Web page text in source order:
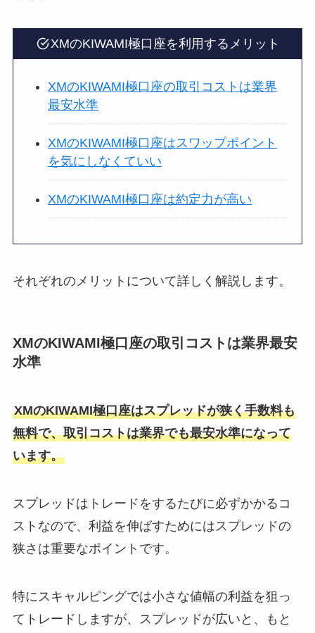
XMのKIWAMI極口座を利用するメリット
XMのKIWAMI極口座の取引コストは業界
最安水準
XMのKIWAMI極口座はスワップポイント
を気にしなくていい
XMのKIWAMI極口座は約定力が高い
それぞれのメリットについて詳しく解説します。
XMのKIWAMI極口座の取引コストは業界最安
水準
XMのKIWAMI極口座はスプレッドが狭く手数料も
無料で、取引コストは業界でも最安水準になって
います。
スプレッドはトレードをするたびに必ずかかるコ
ストなので、利益を伸ばすためにはスプレッドの
狭さは重要なポイントです。
特にスキャルピングでは小さな値幅の利益を狙っ
てトレードしますが、スプレッドが広いと、もと